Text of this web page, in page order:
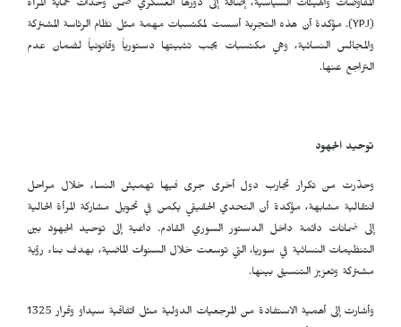
المفاوضات والهيئات السياسية، إضافة إلى دورها العسكري ضمن وحدات حماية المرأة
(
YPJ). مؤكدة أن هذه التجربة أسست لمكتسبات مهمة مثل نظام الرئاسة المشتركة
والمجالس النسائية، وهي مكتسبات يجب تثبيتها دستورياً وقانونياً لضمان عدم
التراجع عنها.
توحيد الجهود
وحذّرت من تكرار تجارب دول أخرى جرى فيها تهميش النساء خلال مراحل
انتقالية مشابهة، مؤكدة أن التحدي الحقيقي يكمن في تحويل مشاركة المرأة الحالية
إلى ضمانات دائمة داخل الدستور السوري القادم. داعية إلى توحيد الجهود بين
التنظيمات النسائية في سوريا، التي توسعت خلال السنوات الماضية، بهدف بناء رؤية
مشتركة وتعزيز التنسيق بينها.
وأشارت إلى أهمية الاستفادة من المرجعيات الدولية مثل اتفاقية سيداو وقرار 1325